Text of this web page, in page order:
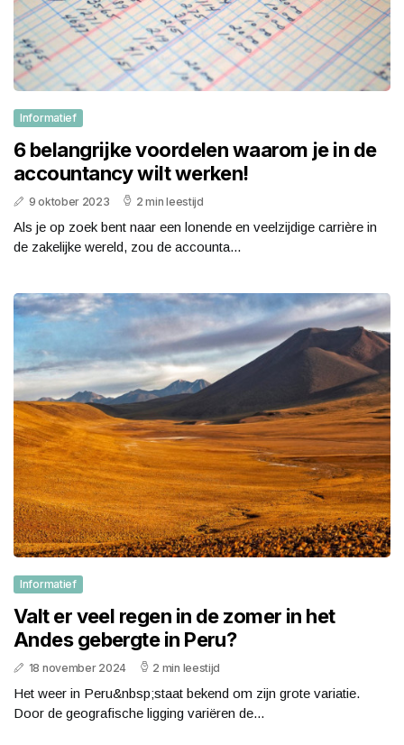
Informatief
6 belangrijke voordelen waarom je in de
accountancy wilt werken!
9 oktober 2023 2 min leestijd
Als je op zoek bent naar een lonende en veelzijdige carrière in
de zakelijke wereld, zou de accounta...
Informatief
Valt er veel regen in de zomer in het
Andes gebergte in Peru?
18 november 2024 2 min leestijd
Het weer in Peru&nbsp;staat bekend om zijn grote variatie.
Door de geografische ligging variëren de...